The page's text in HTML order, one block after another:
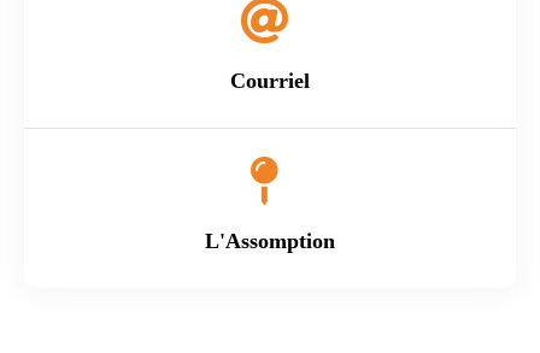
Courriel
L'Assomption